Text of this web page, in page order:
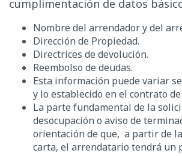
cumplimentación de datos
Nombre del arrendador y del
Dirección de Propiedad.
Directrices de devolución.
Reembolso de deudas.
Esta información puede variar
y lo establecido en el contrato
La parte fundamental de la
desocupación o aviso de
orientación de que, a partir de
carta, el arrendatario tendrá un